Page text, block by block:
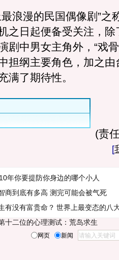
漫的民国偶像剧”之
之日起便备受关注，
剧中男女主角外，“戏
担纲主要角色，加之
满了期待性。
(责
[
年你要提防你身边的哪个小人
商到底有多高 测完可能会被气死
有没有富贵命？ 世界上最变态的八
十二位的心理测试：荒岛求生
网页 新闻